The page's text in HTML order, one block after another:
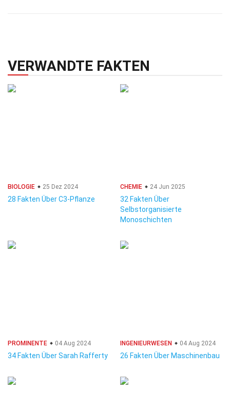
VERWANDTE FAKTEN
BIOLOGIE 25 Dez 2024
28 Fakten Über C3-Pflanze
CHEMIE 24 Jun 2025
32 Fakten Über
Selbstorganisierte
Monoschichten
PROMINENTE 04 Aug 2024
34 Fakten Über Sarah Rafferty
INGENIEURWESEN 04 Aug 2024
26 Fakten Über Maschinenbau